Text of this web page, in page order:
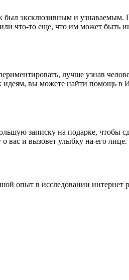
эксклюзивным и узнаваемым.
что-то еще, что им может быть
лучше узнав
идеям, вы можете найти помощь в
записку на подарке, чтобы
вас и вызовет улыбку на его лице.
опыт в исследовании интернет